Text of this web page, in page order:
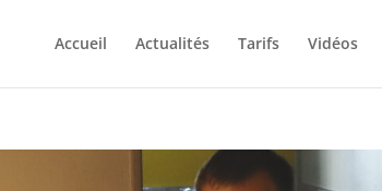
Accueil Actualités Tarifs Vidéos